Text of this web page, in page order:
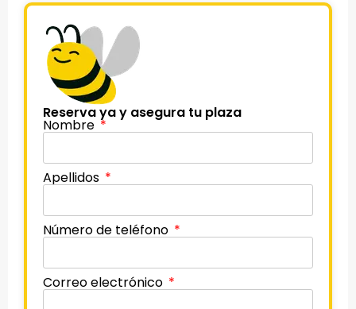
Reserva ya y asegura tu plaza
Nombre
Apellidos
Número de teléfono
Correo electrónico